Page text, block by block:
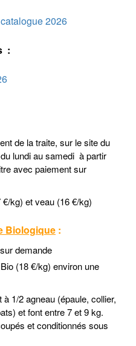
catalogue 2026
:
de la traite, sur le site du
lundi au samedi à partir
avec paiement sur
kg) et veau (16 €/kg)
Biologique :
demande
(18 €/kg) environ une
1/2 agneau (épaule, collier,
et font entre 7 et 9 kg.
et conditionnés sous